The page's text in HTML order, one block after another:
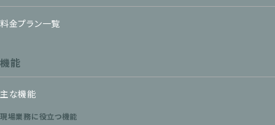
料金プラン一覧
機能
主な機能
現場業務に役立つ機能